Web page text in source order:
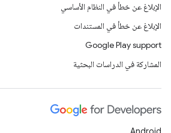
الإبلاغ عن خطأ في النظام الأساسي
الإبلاغ عن خطأ في المستندات
Google Play support
المشاركة في الدراسات البحثية